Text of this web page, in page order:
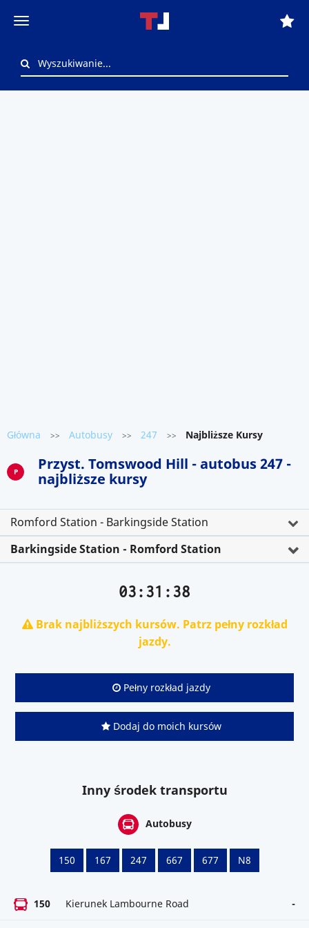
Główna >> Autobusy >> 247 >> Najbliższe Kursy
P
Przyst. Tomswood Hill - autobus 247 -
najbliższe kursy
Romford Station - Barkingside Station
Barkingside Station - Romford Station
03:31:38
Brak najbliższych kursów. Patrz pełny rozkład
jazdy.
Pełny rozkład jazdy
Dodaj do moich kursów
Inny środek transportu
Autobusy
150 167 247 667 677 N8
150 Kierunek Lambourne Road -